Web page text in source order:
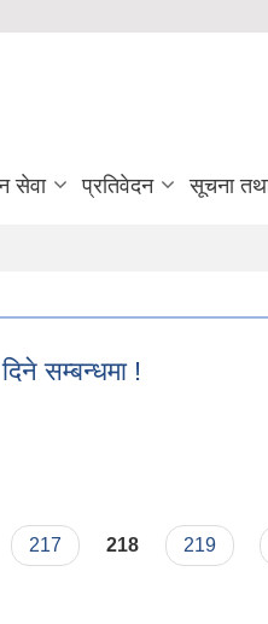
सेवा प्रतिवेदन सूचना
सम्बन्धमा !
217 218 219